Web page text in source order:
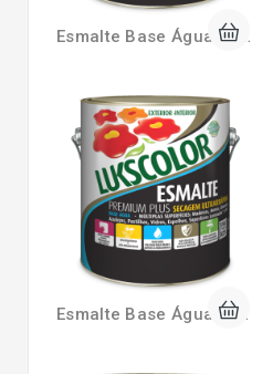
Esmalte Base Água Acetinado 3,6 Litros Lukscolor
Esmalte Base Água Fosco 3,6 Litros Lukscolor